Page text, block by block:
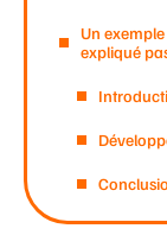
Un
expliqué